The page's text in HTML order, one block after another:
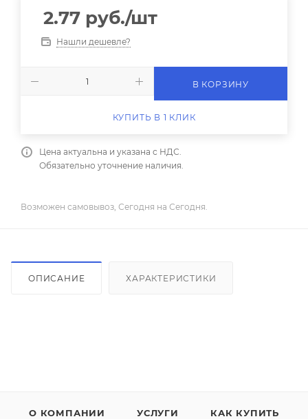
2.77 руб./шт
Нашли дешевле?
В КОРЗИНУ
КУПИТЬ В 1 КЛИК
Цена актуальна и указана с НДС.
Обязательно уточнение наличия.
Возможен самовывоз, Сегодня на Сегодня.
ОПИСАНИЕ ХАРАКТЕРИСТИКИ
О КОМПАНИИ УСЛУГИ КАК КУПИТЬ